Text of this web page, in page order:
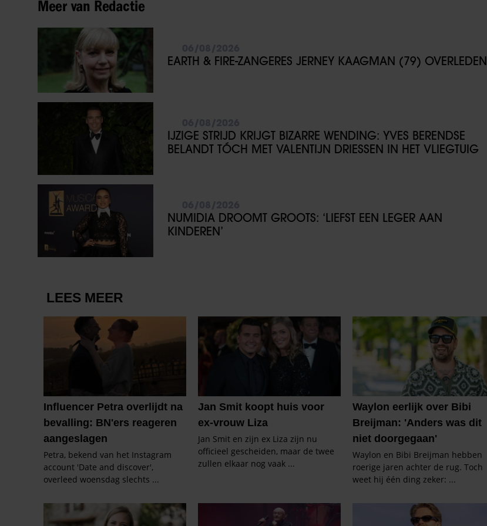
Meer van Redactie
EARTH & FIRE-ZANGERES JERNEY KAAGMAN (79) OVERLEDEN
IJZIGE STRIJD KRIJGT BIZARRE WENDING: YVES BERENDSE
BELANDT TÓCH MET VALENTIJN DRIESSEN IN HET VLIEGTUIG
NUMIDIA DROOMT GROOTS: ‘LIEFST EEN LEGER AAN
KINDEREN’